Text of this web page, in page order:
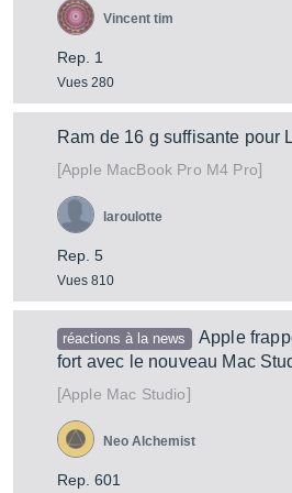
Rep. 1
Vues 280
Vincent tim
Ram de 16 g suffisante pour
[Apple MacBook Pro M4 Pro]
Rep. 5
Vues 810
laroulotte
réactions à la news
Apple
fort avec le nouveau Mac
[Apple Mac Studio]
Rep. 601
Neo Alchemist